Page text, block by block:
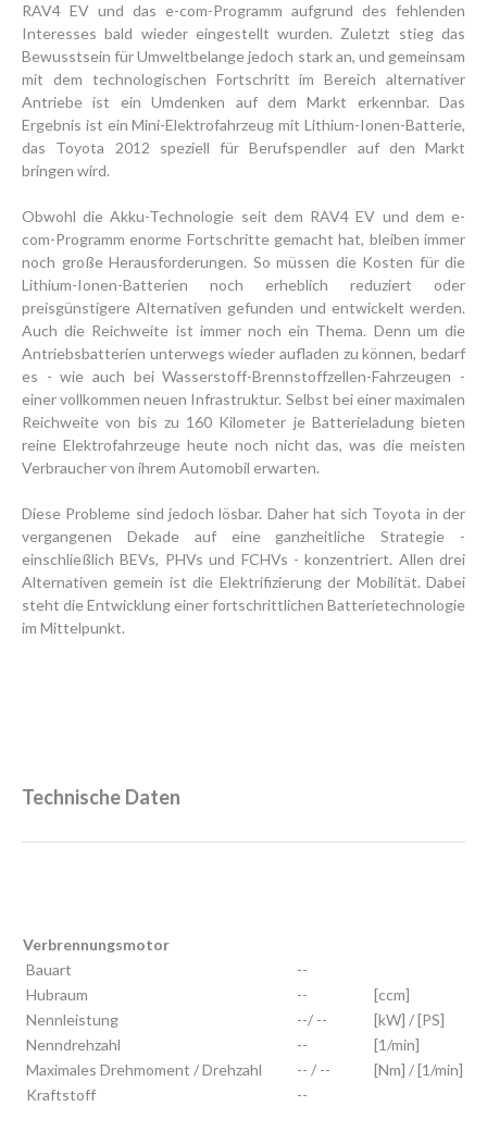
RAV4 EV und das e-com-Programm aufgrund des fehlenden
Interesses bald wieder eingestellt wurden. Zuletzt stieg das
Bewusstsein für Umweltbelange jedoch stark an, und gemeinsam
mit dem technologischen Fortschritt im Bereich alternativer
Antriebe ist ein Umdenken auf dem Markt erkennbar. Das
Ergebnis ist ein Mini-Elektrofahrzeug mit Lithium-Ionen-Batterie,
das Toyota 2012 speziell für Berufspendler auf den Markt
bringen wird.
Obwohl die Akku-Technologie seit dem RAV4 EV und dem e-
com-Programm enorme Fortschritte gemacht hat, bleiben immer
noch große Herausforderungen. So müssen die Kosten für die
Lithium-Ionen-Batterien noch erheblich reduziert oder
preisgünstigere Alternativen gefunden und entwickelt werden.
Auch die Reichweite ist immer noch ein Thema. Denn um die
Antriebsbatterien unterwegs wieder aufladen zu können, bedarf
es - wie auch bei Wasserstoff-Brennstoffzellen-Fahrzeugen -
einer vollkommen neuen Infrastruktur. Selbst bei einer maximalen
Reichweite von bis zu 160 Kilometer je Batterieladung bieten
reine Elektrofahrzeuge heute noch nicht das, was die meisten
Verbraucher von ihrem Automobil erwarten.
Diese Probleme sind jedoch lösbar. Daher hat sich Toyota in der
vergangenen Dekade auf eine ganzheitliche Strategie -
einschließlich BEVs, PHVs und FCHVs - konzentriert. Allen drei
Alternativen gemein ist die Elektrifizierung der Mobilität. Dabei
steht die Entwicklung einer fortschrittlichen Batterietechnologie
im Mittelpunkt.
Technische Daten
Verbrennungsmotor
Bauart
--
Hubraum
--
[ccm]
Nennleistung
--/ --
[kW] / [PS]
Nenndrehzahl
--
[1/min]
Maximales Drehmoment / Drehzahl
-- / --
[Nm] / [1/min]
Kraftstoff
--